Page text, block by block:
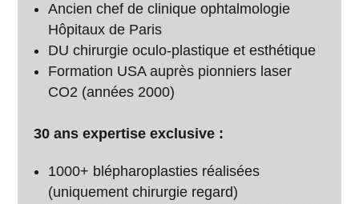
Ancien chef de clinique ophtalmologie
Hôpitaux de Paris
DU chirurgie oculo-plastique et esthétique
Formation USA auprès pionniers laser
CO2 (années 2000)
30 ans expertise exclusive :
1000+ blépharoplasties réalisées
(uniquement chirurgie regard)